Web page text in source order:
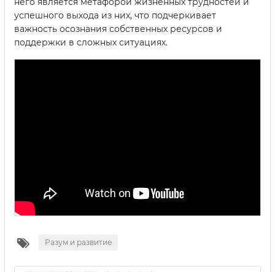
успешного выхода из них, что подчеркивает
важность осознания собственных ресурсов и
поддержки в сложных ситуациях.
Разум и развитие